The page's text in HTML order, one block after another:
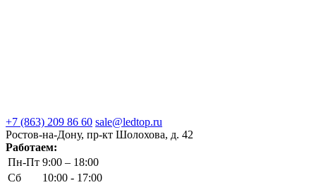
+7 (863) 209 86 60 sale@ledtop.ru
Ростов-на-Дону, пр-кт Шолохова, д. 42
Работаем:
Пн-Пт 9:00 – 18:00
Сб
10:00 - 17:00